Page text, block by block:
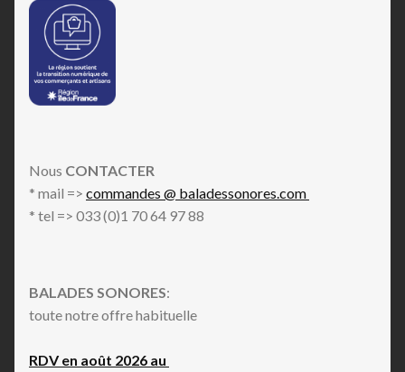
Synth-pop
Nous CONTACTER
* mail => commandes @ baladessonores.com
* tel => 033 (0)1 70 64 97 88
BALADES SONORES:
toute notre offre habituelle
RDV en août 2026 au